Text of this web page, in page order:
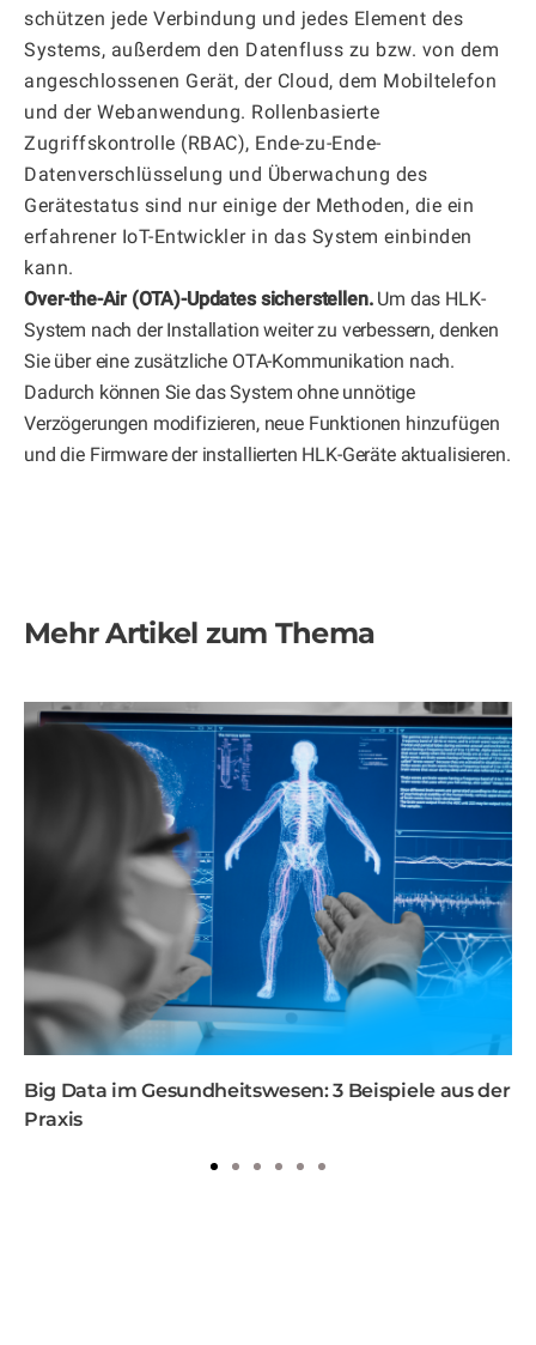
schützen jede Verbindung und jedes Element des
Systems, außerdem den Datenfluss zu bzw. von dem
angeschlossenen Gerät, der Cloud, dem Mobiltelefon
und der Webanwendung. Rollenbasierte
Zugriffskontrolle (RBAC), Ende-zu-Ende-
Datenverschlüsselung und Überwachung des
Gerätestatus sind nur einige der Methoden, die ein
erfahrener IoT-Entwickler in das System einbinden
kann.
Over-the-Air (OTA)-Updates sicherstellen.Um das HLK-
System nach der Installation weiter zu verbessern, denken
Sie über eine zusätzliche OTA-Kommunikation nach.
Dadurch können Sie das System ohne unnötige
Verzögerungen modifizieren, neue Funktionen hinzufügen
und die Firmware der installierten HLK-Geräte aktualisieren.
Mehr Artikel zum Thema
Big Data im Gesundheitswesen: 3 Beispiele aus der
Praxis
1 2 3 4 5 6